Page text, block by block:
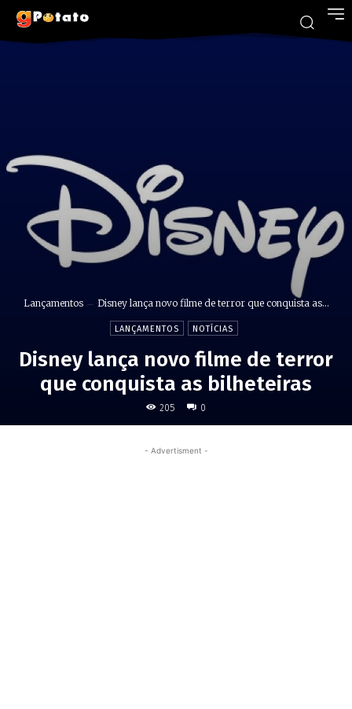
Lançamentos Disney lança novo filme de terror que conquista as...
LANÇAMENTOS NOTÍCIAS
Disney lança novo filme de terror
que conquista as bilheteiras
205 0
- Advertisment -